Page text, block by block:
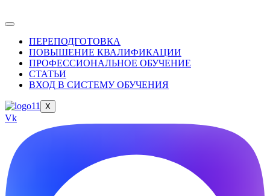
ПЕРЕПОДГОТОВКА
ПОВЫШЕНИЕ КВАЛИФИКАЦИИ
ПРОФЕССИОНАЛЬНОЕ ОБУЧЕНИЕ
СТАТЬИ
ВХОД В СИСТЕМУ ОБУЧЕНИЯ
X
Vk